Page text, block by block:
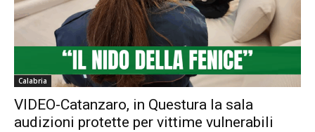
Calabria
VIDEO-Catanzaro, in Questura la sala
audizioni protette per vittime vulnerabili